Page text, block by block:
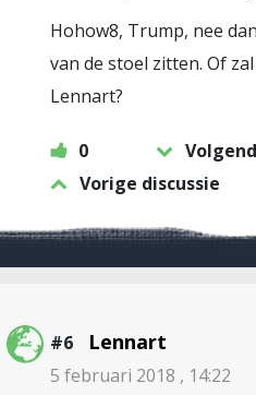
Hohow8, Trump, nee
van de stoel zitten. Of
Lennart?
0
Vorige discussie
#6 Lennart
5 februari 2018 , 14:22